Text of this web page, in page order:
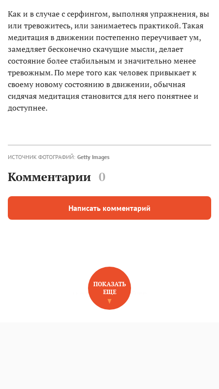
Как и в случае с серфингом, выполняя упражнения, вы
или тревожитесь, или занимаетесь практикой. Такая
медитация в движении постепенно переучивает ум,
замедляет бесконечно скачущие мысли, делает
состояние более стабильным и значительно менее
тревожным. По мере того как человек привыкает к
своему новому состоянию в движении, обычная
сидячая медитация становится для него понятнее и
доступнее.
ИСТОЧНИК ФОТОГРАФИЙ: Getty Images
Комментарии 0
Написать комментарий
НОВОЕ НА САЙТЕ
ПОКАЗАТЬ
ЕЩЕ